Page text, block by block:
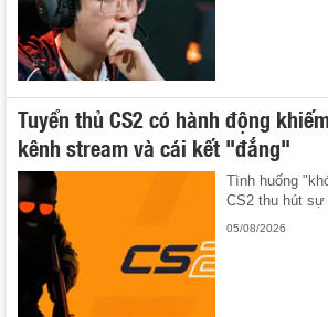
Tuyển thủ CS2 có hành động
kênh stream và cái kết "đắng"
Tình huống
CS2 thu hút sự
05/08/2026